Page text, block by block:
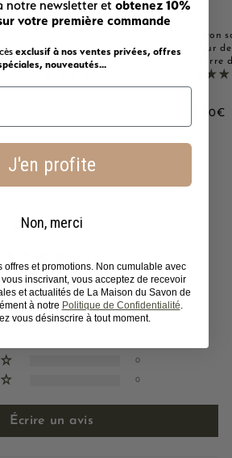
Monoï - Au beurre de
karité bio 125g
,
0
0
€
Savon
Fleur
beurre
3,00€3
Avis Clients
Basé sur 7 avis
6
1
0
0
Écrire un avis
notre newsletter et obtenez 10%
votre première commande
exclusif à nos ventes privées, offres
nouveautés...
J'en profite
Non, merci
offres et promotions. Non cumulable avec
vous inscrivant, vous acceptez de recevoir
et actualités de La Maison du Savon de
à notre Politique de Confidentialité
vous désinscrire à tout moment.